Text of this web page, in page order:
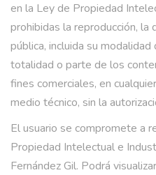
en la Ley de Propiedad
prohibidas la reproducción, la
pública, incluida su
totalidad o parte de los
fines comerciales, en
medio técnico, sin la
El usuario se compromete a
Propiedad Intelectual e
Fernández Gil. Podrá